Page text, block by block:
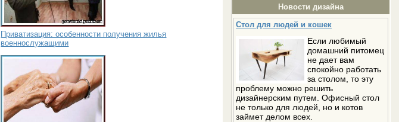
Новости дизайна
Стол для людей и кошек
Если любимый
домашний питомец
не дает вам
спокойно работать
за столом, то эту
проблему можно решить
дизайнерским путем. Офисный стол
не только для людей, но и котов
займет делом всех.
Приватизация: особенности получения жилья
военнослужащими